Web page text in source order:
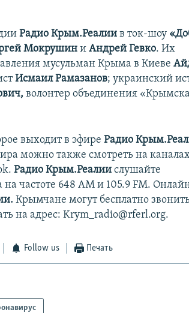
Радио Крым.Реалиив ток-шоу
МокрушиниАндрей Гевко. Их
мусульман Крыма в Киеве
Исмаил Рамазанов; украинский
волонтер объединения
выходит в эфиреРадио
можно также смотреть на
Радио Крым.Реалиислушайте
на частоте 648 АМ и 105.9 FМ.
Крымчане могут бесплатно
на адрес: Krym_radio@rferl.org.
Follow us Печать